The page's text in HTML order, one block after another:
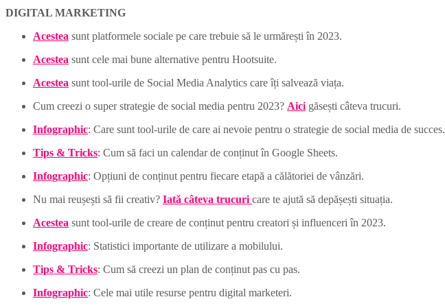
DIGITAL MARKETING
Acestea sunt platformele sociale pe care trebuie să le urmărești în 2023.
Acestea sunt cele mai bune alternative pentru Hootsuite.
Acestea sunt tool-urile de Social Media Analytics care îți salvează viața.
Cum creezi o super strategie de social media pentru 2023? Aici găsești câteva trucuri.
Infographic: Care sunt tool-urile de care ai nevoie pentru o strategie de social media de succes.
Tips & Tricks: Cum să faci un calendar de conținut în Google Sheets.
Infographic: Opțiuni de conținut pentru fiecare etapă a călătoriei de vânzări.
Nu mai reușești să fii creativ? Iată câteva trucuri care te ajută să depășești situația.
Acestea sunt tool-urile de creare de conținut pentru creatori și influenceri în 2023.
Infographic: Statistici importante de utilizare a mobilului.
Tips & Tricks: Cum să creezi un plan de conținut pas cu pas.
Infographic: Cele mai utile resurse pentru digital marketeri.